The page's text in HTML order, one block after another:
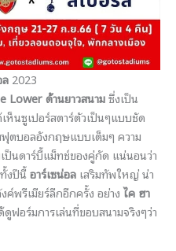
2023
Lower ด้านยาวสนามซึ่งเป็น
ห็นซูเปอร์สตาร์ตัวเป็นๆแบบชัด
ฟุตบอลอังกฤษแบบเต็มๆ ความ
ป็นดาร์บี้แม็ทช์ของคู่กัด แน่นอนว่า
งปีนี้อาร์เซน่อล เสริมทัพใหญ่ น่า
ค์พรีเมียร์ลีกอีกครั้ง อย่างไค ฮา
ฟอร์มการเล่นที่ขอบสนามจริงๆว่า